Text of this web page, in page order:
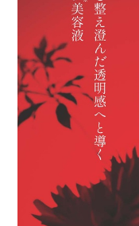
ころころ
非公開
投稿日
2024/06/19
手放せません
ぺプロションと
す。６０過ぎま
ん。肌の調子
ときの手の感触
スの影響が大き